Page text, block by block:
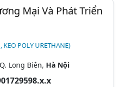
Mại Và Phát Triển
KEO POLY URETHANE)
Long Biên, Hà Nội